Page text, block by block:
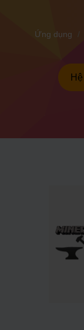
Ứng dụng